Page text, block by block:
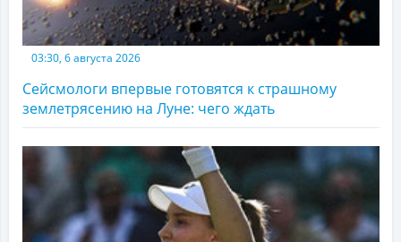
03:30, 6 августа 2026
Сейсмологи впервые готовятся к страшному
землетрясению на Луне: чего ждать